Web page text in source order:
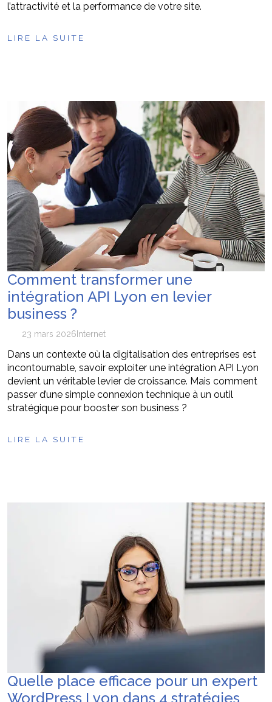
l’attractivité et la performance de votre site.
LIRE LA SUITE
Comment transformer une
intégration API Lyon en levier
business ?
23 mars 2026 Internet
Dans un contexte où la digitalisation des entreprises est
incontournable, savoir exploiter une intégration API Lyon
devient un véritable levier de croissance. Mais comment
passer d’une simple connexion technique à un outil
stratégique pour booster son business ?
LIRE LA SUITE
Quelle place efficace pour un expert
WordPress Lyon dans 4 stratégies